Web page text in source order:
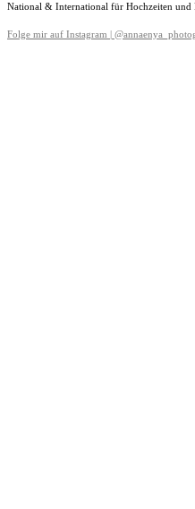
National & International für Hochzeiten und
Folge mir auf Instagram |